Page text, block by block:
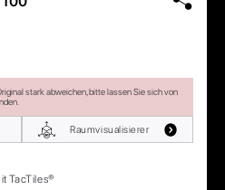
stark abweichen, bitte lassen Sie sich von
Raumvisualisierer
TacTiles®